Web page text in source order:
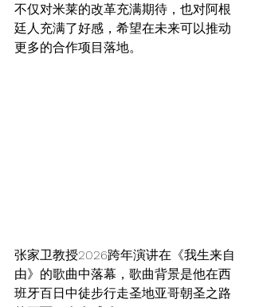
不仅对米莱的改革充满期待，也对阿根
廷人充满了好感，希望在未来可以推动
更多的合作项目落地。
张家卫教授2026跨年演讲在《我生来自
由》的歌曲中落幕，歌曲背景是他在西
班牙百日中徒步行走圣地亚哥朝圣之路